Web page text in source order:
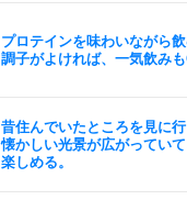
プロテインを味わいながら飲
調子がよければ、一気飲みも
昔住んでいたところを見に行
懐かしい光景が広がってい
楽しめる。